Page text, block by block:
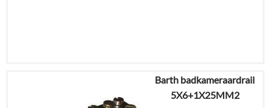
€5,17
€3,18
Barth badkameraardrail
5X6+1X25MM2